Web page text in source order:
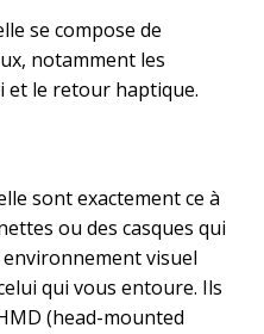
se compose de
notamment les
et le retour haptique.
sont exactement ce à
ou des casques qui
visuel
qui vous entoure. Ils
(head-mounted